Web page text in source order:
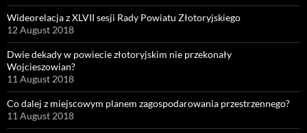
Wideorelacja z XLVII sesji Rady Powiatu Złotoryjskiego
12 August 2018
Dwie dekady w powiecie złotoryjskim nie przekonały
Wojcieszowian?
11 August 2018
Co dalej z miejscowym planem zagospodarowania przestrzennego?
11 August 2018